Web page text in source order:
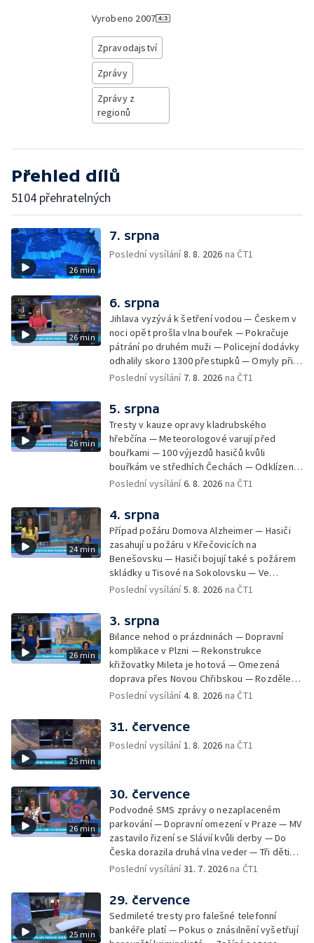
Vyrobeno 2007
Zpravodajství
Zprávy
Zprávy z
regionů
Přehled dílů
5104 přehratelných
26 min
7. srpna
Poslední vysílání8. 8. 2026 na ČT1
26 min
6. srpna
Jihlava vyzývá k šetření vodou — Českem v
noci opět prošla vlna bouřek — Pokračuje
pátrání po druhém muži — Policejní dodávky
odhalily skoro 1300 přestupků — Omyly při
nouzovém volání o pomoc — Hradec Králové
rekord v hromadném seskoku parašutistů —
Chovné rybníky na Českolipsku pustoší
vydry — Instalace nové sochy v Mariánských
Lázních — Sedmiletý trest za dotační
podvod s projektem Technologického parku
v Písku — Dětský tábor na Brutal Assault —
Turistická trasa Svatojánské proudy zůstává
— Cestování za pozorováním noční oblohy
Poslední vysílání 7. 8. 2026 na ČT1
26 min
5. srpna
Tresty v kauze opravy kladrubského
hřebčína — Meteorologové varují před
bouřkami — 100 výjezdů hasičů kvůli
bouřkám ve středhích Čechách — Odklízení
škod po bouřkách — Hasiči likvidovali
Václavském náměstí — Necelý kilometr řeky
Otavy u šumavského Annína je téměř bez
vody — Pátrání po dvou mužích na jezeře
Most — Tábor pro děti odsouzených — Tábor
pomáhá dětem orientovat se na trhu práce
— Začal festival Brutal Assault — Cyklysta
spadl v Karlvoych Varech do řeky —
pastí na hmyz se chytají ptáci
Poslední vysílání6. 8. 2026 na ČT1
24 min
4. srpna
Případ požáru Domova Alzheimer — Hasiči
zasahují u požáru v Křečovicích na
Benešovsku — Hasiči bojují také s požárem
skládky u Tisové na Sokolovsku — Ve
Strážnici na Hodonínsku padl další teplotní
zřítil strop — Požár lesa u šumavských
Nezdic — Modernizace úseku dálnice D8 —
Ocenění pro řidiče za záchranu ženy —
Skončily lhůty pro podání volebních listin —
Tři případy utonutí na jihu Čech — Na řece
Orlici nelze plout kvůli demolici mostu —
Čištění Karlova mostu — Porušování pravidel
borůvek na Šumavě — Revitalizovaný rybník
bez vody — Ruční výroba mozaiky pro
liberecký bazén
Poslední vysílání5. 8. 2026 na ČT1
26 min
3. srpna
Bilance nehod o prázdninách — Dopravní
komplikace v Plzni — Rekonstrukce
křižovatky Mileta je hotová — Omezená
doprava přes Novou Chřibskou — Rozdělení
peněz ušetřených za rekultivace — Světový
Příbramsku hořel les — Na Novoborsku
dopadli žháře — Česko se potýký s
nedostatkem vody — Ochrana organismu
Nelegání hřbitov domácích mazlíčků — Státní
zastupitelství zrušilo trestní stíhání ženy z
Teplicka, kterou policie dříve obvinila z
týrání koček — Péče o seniory jako brigáda
— Po pádu stromů prověří alej odborníci —
Tradiční neckyáda v Želivi na Pelhřimovsku —
Festival Hrady CZ poprvé na Hluboké
Poslední vysílání4. 8. 2026 na ČT1
25 min
31. července
Poslední vysílání1. 8. 2026 na ČT1
26 min
30. července
Podvodné SMS zprávy o nezaplaceném
parkování — Dopravní omezení v Praze — MV
zastavilo řizení se Slávií kvůli derby — Do
Česka dorazila druhá vlna veder — Tři děti
zůstali v rozpáleném autě — Problém s
mraženými potravinami v horku — Slavnostní
vyřazení absolventů Univerzity obrany —
Zájem o obytné vozy roste — Praha má
novou servisní loď — Vidická samoobslužná
Poslední vysílání31. 7. 2026na ČT1
25 min
29. července
Sedmileté tresty pro falešné telefonní
bankéře platí — Pokus o znásilnění vyšetřují